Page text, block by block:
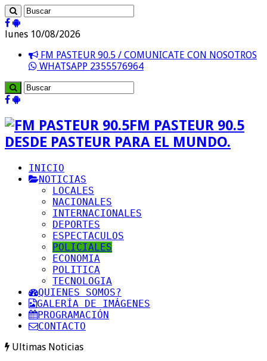
lunes 10/08/2026
FM PASTEUR 90.5 / COMUNICATE CON NOSOTROS
WHATSAPP 2355576964
FM PASTEUR 90.5
DESDE PASTEUR PARA EL MUNDO.
INICIO
NOTICIAS
LOCALES
NACIONALES
INTERNACIONALES
DEPORTES
ESPECTACULOS
POLICIALES
ECONOMIA
POLITICA
TECNOLOGIA
QUIENES SOMOS?
GALERÍA DE IMÁGENES
PROGRAMACIÓN
CONTACTO
Ultimas Noticias